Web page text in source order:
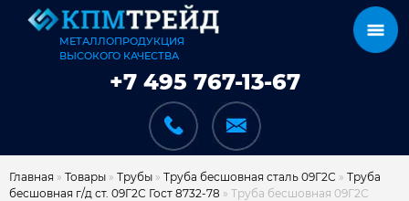
МЕТАЛЛОПРОДУКЦИЯ
ВЫСОКОГО КАЧЕСТВА
+7 495 767-13-67
Главная » Товары » Трубы » Труба бесшовная сталь 09Г2С » Труба
бесшовная г/д ст. 09Г2С Гост 8732-78 » Труба бесшовная 09Г2С